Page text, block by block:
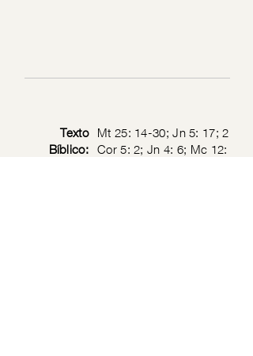
Texto
Bíblico:
Mt 25: 14-30; Jn 5: 17; 2
Cor 5: 2; Jn 4: 6; Mc 12: